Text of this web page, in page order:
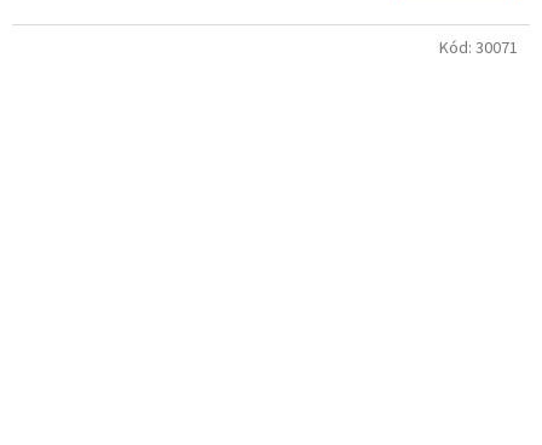
Kód: 30071